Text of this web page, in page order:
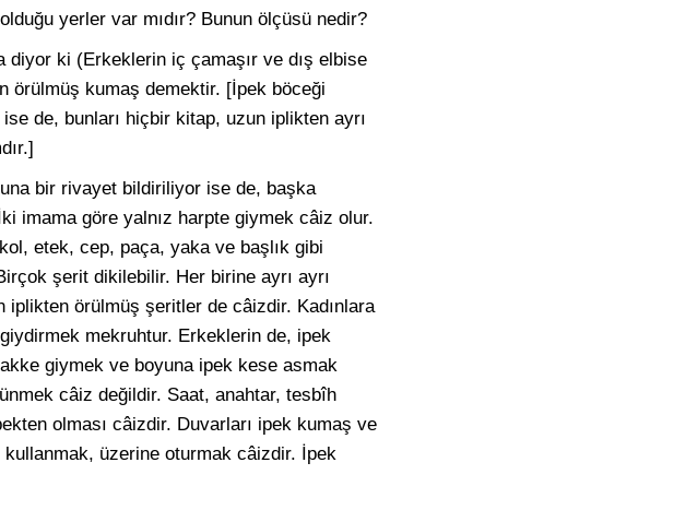
yerler var mıdır? Bunun ölçüsü nedir?
diyor ki (Erkeklerin iç çamaşır ve dış elbise
örülmüş kumaş demektir. [İpek böceği
de, bunları hiçbir kitap, uzun iplikten ayrı
bir rivayet bildiriliyor ise de, başka
imama göre yalnız harpte giymek câiz olur.
etek, cep, paça, yaka ve başlık gibi
şerit dikilebilir. Her birine ayrı ayrı
iplikten örülmüş şeritler de câizdir. Kadınlara
mekruhtur. Erkeklerin de, ipek
giymek ve boyuna ipek kese asmak
câiz değildir. Saat, anahtar, tesbîh
olması câizdir. Duvarları ipek kumaş ve
üzerine oturmak câizdir. İpek